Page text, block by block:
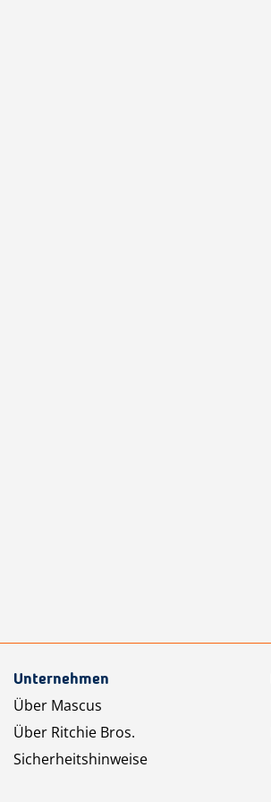
Unternehmen
Über Mascus
Über Ritchie Bros.
Sicherheitshinweise